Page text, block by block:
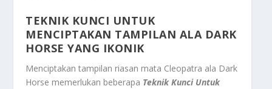
TEKNIK KUNCI UNTUK
MENCIPTAKAN TAMPILAN ALA DARK
HORSE YANG IKONIK
Menciptakan tampilan riasan mata Cleopatra ala Dark
Horse memerlukan beberapa Teknik Kunci Untuk